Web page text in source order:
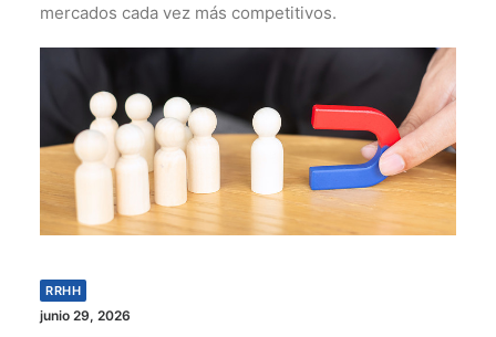
mercados cada vez más competitivos.
RRHH
junio 29, 2026